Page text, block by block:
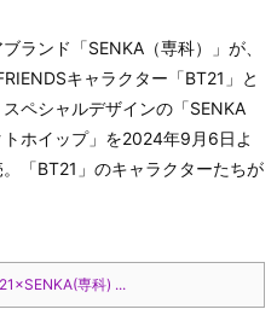
ランド「SENKA（専科）」が、
キャラクター「BT21」と
ペシャルデザインの「SENKA
ホイップ」を2024年9月6日よ
。「BT21」のキャラクターたちが
専科) ...